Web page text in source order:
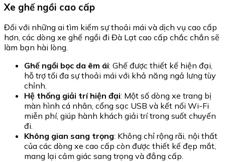
Xe ghế ngồi cao cấp
Đối với những ai tìm kiếm sự thoải mái và dịch vụ cao cấp
hơn, các dòng xe ghế ngồi đi Đà Lạt cao cấp chắc chắn sẽ
làm bạn hài lòng.
Ghế ngồi bọc da êm ái: Ghế được thiết kế hiện đại,
hỗ trợ tối đa sự thoải mái với khả năng ngả lưng tùy
chỉnh.
Hệ thống giải trí hiện đại: Một số dòng xe trang bị
màn hình cá nhân, cổng sạc USB và kết nối Wi-Fi
miễn phí, giúp hành khách giải trí trong suốt chuyến
đi.
Không gian sang trọng: Không chỉ rộng rãi, nội thất
của các dòng xe cao cấp còn được thiết kế đẹp mắt,
mang lại cảm giác sang trọng và đẳng cấp.